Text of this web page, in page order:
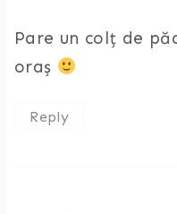
Pare un colț de
oraș
Reply